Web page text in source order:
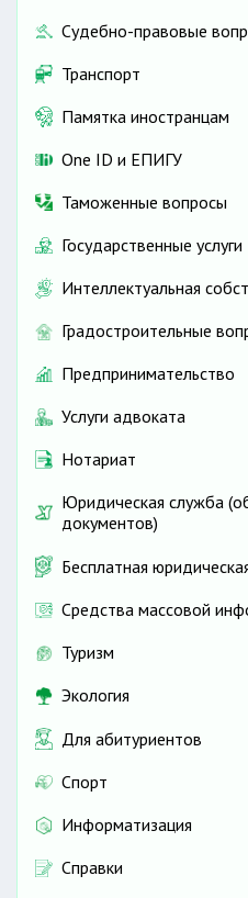
Судебно-правовые
Транспорт
Памятка иностранцам
One ID и ЕПИГУ
Таможенные вопросы
Государственные услуги
Интеллектуальная
Градостроительные
Предпринимательство
Услуги адвоката
Нотариат
Юридическая служба
документов)
Бесплатная
Средства массовой
Туризм
Экология
Для абитуриентов
Спорт
Информатизация
Справки